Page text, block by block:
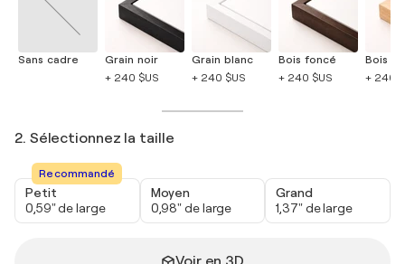
Sans cadre
Grain noir
+ 240 $US
Grain blanc
+ 240 $US
Bois foncé
+ 240 $US
Bois
+ 240
2. Sélectionnez la taille
Recommandé
Petit
0,59" de large
Moyen
0,98" de large
Grand
1,37" de large